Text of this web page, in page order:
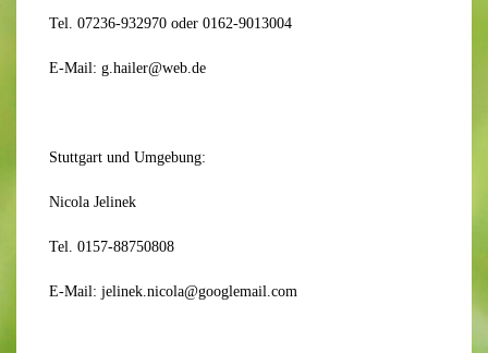
Tel. 07236-932970 oder 0162-9013004
E-Mail: g.hailer@web.de
Stuttgart und Umgebung:
Nicola Jelinek
Tel. 0157-88750808
E-Mail: jelinek.nicola@googlemail.com